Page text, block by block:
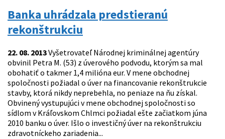
Banka uhrádzala predstieranú
rekonštrukciu
22. 08. 2013Vyšetrovateľ Národnej kriminálnej agentúry
obvinil Petra M. (53) z úverového podvodu, ktorým sa mal
obohatiť o takmer 1,4 milióna eur. V mene obchodnej
spoločnosti požiadal o úver na financovanie rekonštrukcie
stavby, ktorá nikdy neprebehla, no peniaze na ňu získal.
Obvinený vystupujúci v mene obchodnej spoločnosti so
sídlom v Kráľovskom Chlmci požiadal ešte začiatkom júna
2010 banku o úver. Išlo o investičný úver na rekonštrukciu
zdravotníckeho zariadenia...